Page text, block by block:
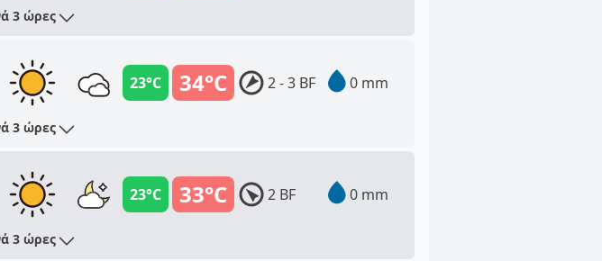
3 ώρες
34°C
23°C 2 - 3 BF 0 mm
3 ώρες
33°C
23°C 2 BF 0 mm
3 ώρες